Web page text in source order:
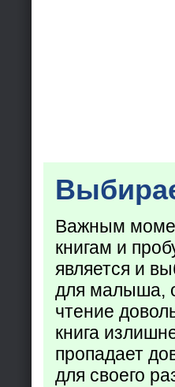
Важным
книгам и
является и
для малыша,
чтение
книга
пропадает
для своего